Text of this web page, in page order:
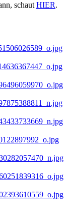
schaut HIER.